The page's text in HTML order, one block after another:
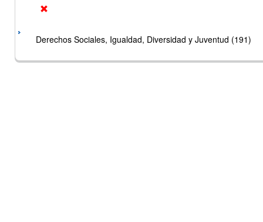
Derechos Sociales, Igualdad, Diversidad y Juventud (191)